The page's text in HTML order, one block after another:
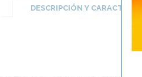
DESCRIPCIÓN Y